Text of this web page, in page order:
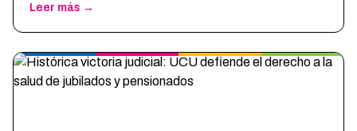
Leer más →